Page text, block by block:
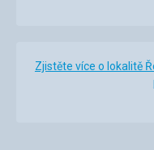
Zjistěte více o lokalitě